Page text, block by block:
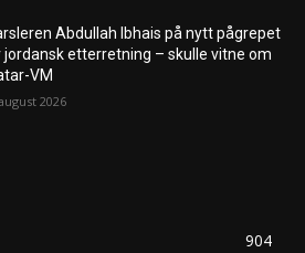
Abdullah Ibhais på nytt pågrepet
jordansk etterretning – skulle vitne om
VM
2026
904